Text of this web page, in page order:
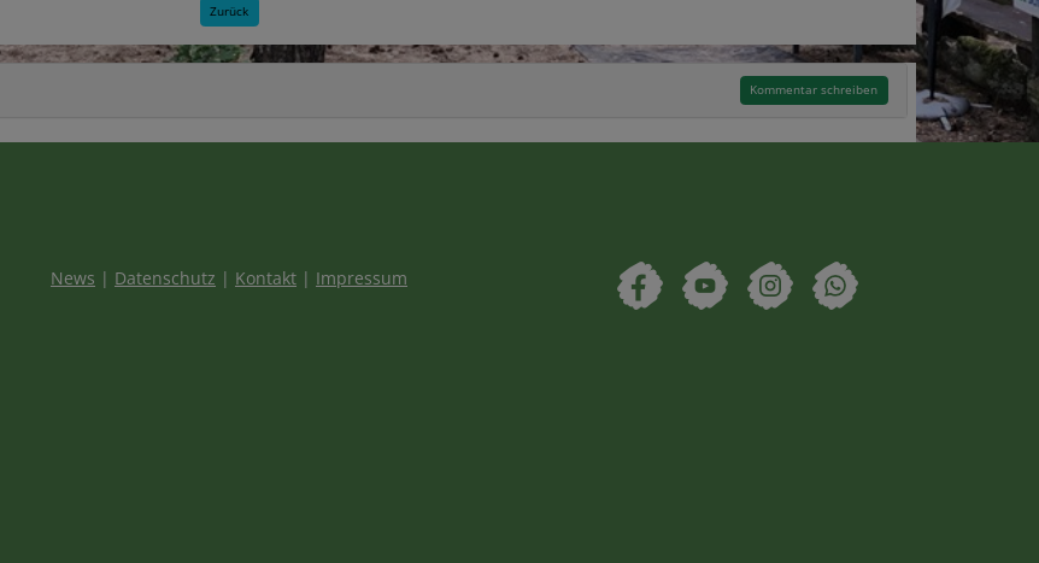
Zurück
Kommentar schreiben
News | Datenschutz | Kontakt | Impressum